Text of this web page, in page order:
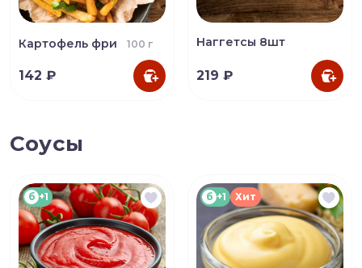
Картофель фри 100 г
142 ₽
Наггетсы 8шт
219 ₽
Соусы
б +1 б +1 Хит